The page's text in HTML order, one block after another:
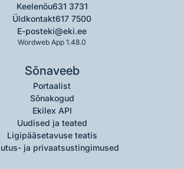
Keelenõu631 3731
Üldkontakt617 7500
E-posteki@eki.ee
Wordweb App 1.48.0
Sõnaveeb
Portaalist
Sõnakogud
Ekilex API
Uudised ja teated
Ligipääsetavuse teatis
ja privaatsustingimused